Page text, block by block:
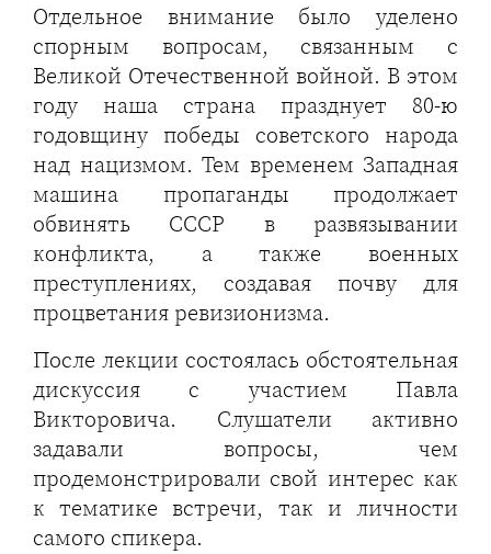
Отдельное внимание было уделено
спорным вопросам, связанным с
Великой Отечественной войной. В этом
году наша страна празднует 80-ю
годовщину победы советского народа
над нацизмом. Тем временем Западная
машина пропаганды продолжает
обвинять СССР в развязывании
конфликта, а также военных
преступлениях, создавая почву для
процветания ревизионизма.
После лекции состоялась обстоятельная
дискуссия с участием Павла
Викторовича. Слушатели активно
задавали вопросы, чем
продемонстрировали свой интерес как
к тематике встречи, так и личности
самого спикера.